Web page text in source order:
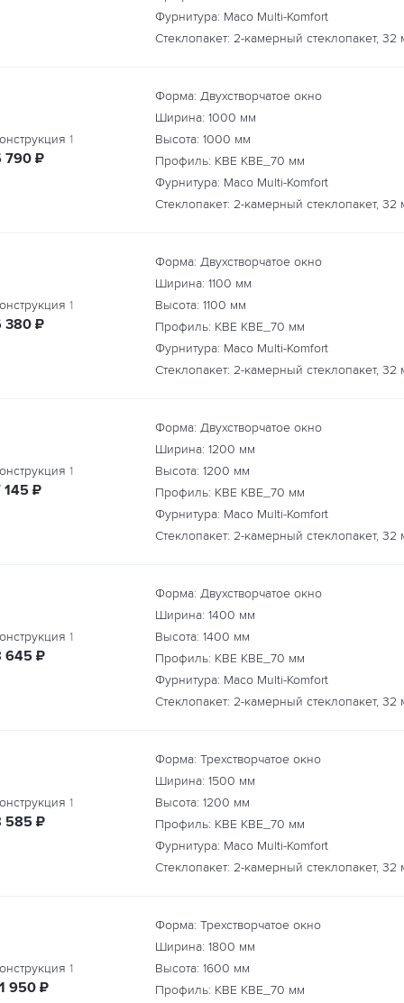
Фурнитура: Maco Multi-Komfort
Стеклопакет: 2-камерный стеклопакет, 32
1
790 руб.
₽
Форма: Двухстворчатое окно
Ширина: 1000 мм
Высота: 1000 мм
Профиль: KBE КВЕ_70 мм
Фурнитура: Maco Multi-Komfort
Стеклопакет: 2-камерный стеклопакет, 32
1
380 руб.
₽
Форма: Двухстворчатое окно
Ширина: 1100 мм
Высота: 1100 мм
Профиль: KBE КВЕ_70 мм
Фурнитура: Maco Multi-Komfort
Стеклопакет: 2-камерный стеклопакет, 32
1
145 руб.
₽
Форма: Двухстворчатое окно
Ширина: 1200 мм
Высота: 1200 мм
Профиль: KBE КВЕ_70 мм
Фурнитура: Maco Multi-Komfort
Стеклопакет: 2-камерный стеклопакет, 32
1
645 руб.
₽
Форма: Двухстворчатое окно
Ширина: 1400 мм
Высота: 1400 мм
Профиль: KBE КВЕ_70 мм
Фурнитура: Maco Multi-Komfort
Стеклопакет: 2-камерный стеклопакет, 32
1
585 руб.
₽
Форма: Трехстворчатое окно
Ширина: 1500 мм
Высота: 1200 мм
Профиль: KBE КВЕ_70 мм
Фурнитура: Maco Multi-Komfort
Стеклопакет: 2-камерный стеклопакет, 32
1
950 руб.
₽
Форма: Трехстворчатое окно
Ширина: 1800 мм
Высота: 1600 мм
Профиль: KBE КВЕ_70 мм